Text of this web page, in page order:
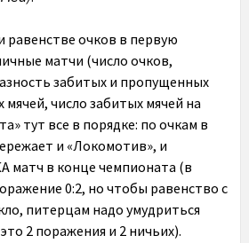
равенстве очков в первую
матчи (число очков,
забитых и пропущенных
мячей, число забитых мячей на
тут все в порядке: по очкам в
и «Локомотив», и
матч в конце чемпионата (в
0:2, но чтобы равенство с
питерцам надо умудриться
2 поражения и 2 ничьих).